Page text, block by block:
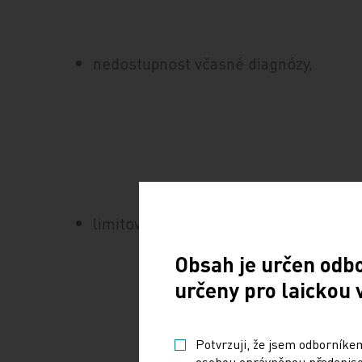
nedostupnost včasné diagnózy,
limitovaný přístup k léčbě.
Obsah je určen
určeny pro laickou
Potvrzuji, že jsem